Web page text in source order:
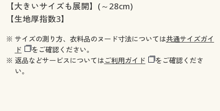
【大きいサイズも展開】(～28cm)
【生地厚指数3】
※ サイズの測り方、衣料品のヌード寸法については共通サイズガイ
ド
をご確認ください。
※ 返品などサービスについてはご利用ガイド
をご確認くださ
い。